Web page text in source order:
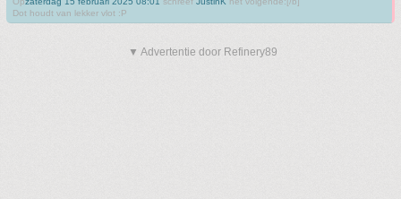
Dot houdt van lekker vlot :P
▼ Advertentie door Refinery89